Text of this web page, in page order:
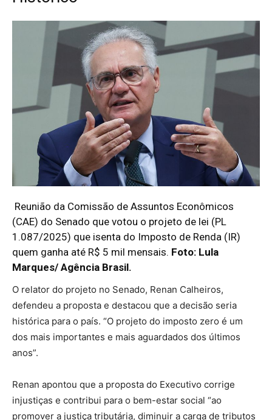
Reunião da Comissão de Assuntos Econômicos
(CAE) do Senado que votou o projeto de lei (PL
1.087/2025) que isenta do Imposto de Renda (IR)
quem ganha até R$ 5 mil mensais. Foto: Lula
Marques/ Agência Brasil.
O relator do projeto no Senado, Renan Calheiros,
defendeu a proposta e destacou que a decisão seria
histórica para o país. “O projeto do imposto zero é um
dos mais importantes e mais aguardados dos últimos
anos”.
Renan apontou que a proposta do Executivo corrige
injustiças e contribui para o bem-estar social “ao
promover a justiça tributária, diminuir a carga de tributos